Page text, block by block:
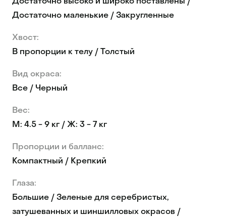
Достаточно маленькие / Закругленные
Хвост:
В пропорции к телу / Толстый
Вид окраса:
Все / Черный
Вес:
М: 4.5 - 9 кг / Ж: 3 - 7 кг
Пропорции и балланс:
Компактный / Крепкий
Глаза:
Большие / Зеленые для серебристых,
затушеванных и шиншилловых окрасов /